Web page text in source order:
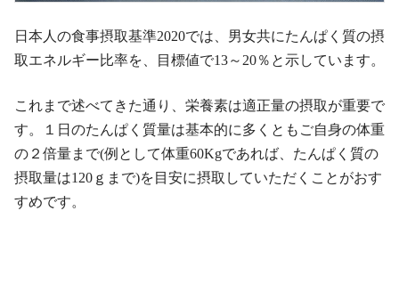
日本人の食事摂取基準2020では、男女共にたんぱく質の摂
取エネルギー比率を、目標値で13～20％と示しています。
これまで述べてきた通り、栄養素は適正量の摂取が重要で
す。１日のたんぱく質量は基本的に多くともご自身の体重
の２倍量まで(例として体重60Kgであれば、たんぱく質の
摂取量は120ｇまで)を目安に摂取していただくことがおす
すめです。